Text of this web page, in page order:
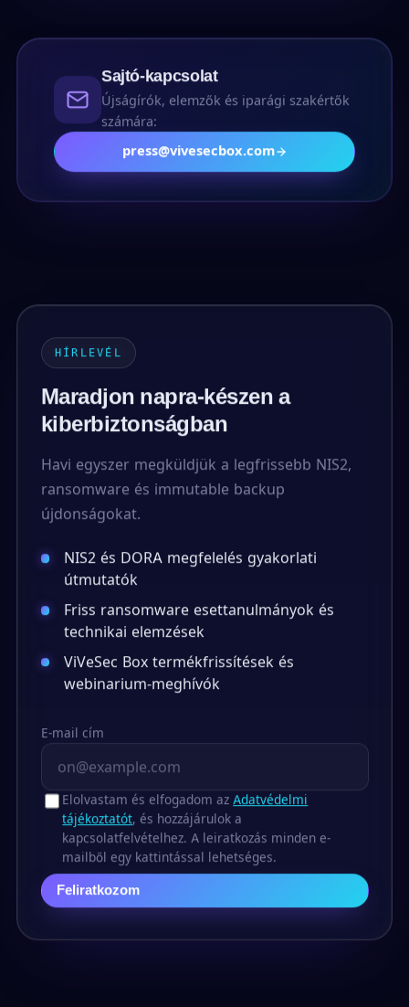
Sajtó-kapcsolat
Újságírók, elemzők és iparági szakértők
számára:
press@vivesecbox.com
HÍRLEVÉL
Maradjon napra-készen a
kiberbiztonságban
Havi egyszer megküldjük a legfrissebb NIS2,
ransomware és immutable backup
újdonságokat.
NIS2 és DORA megfelelés gyakorlati
útmutatók
Friss ransomware esettanulmányok és
technikai elemzések
ViVeSec Box termékfrissítések és
webinarium-meghívók
E-mail cím
Elolvastam és elfogadom az Adatvédelmi
tájékoztatót, és hozzájárulok a
kapcsolatfelvételhez. A leiratkozás minden e-
mailből egy kattintással lehetséges.
Feliratkozom